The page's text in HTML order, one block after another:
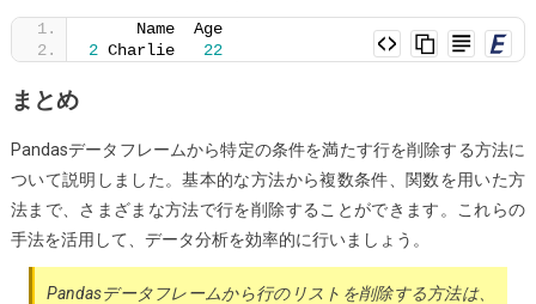
     Name  Age
2 Charlie 22
まとめ
Pandasデータフレームから特定の条件を満たす行を削除する方法に
ついて説明しました。基本的な方法から複数条件、関数を用いた方
法まで、さまざまな方法で行を削除することができます。これらの
手法を活用して、データ分析を効率的に行いましょう。
Pandasデータフレームから行のリストを削除する方法は、